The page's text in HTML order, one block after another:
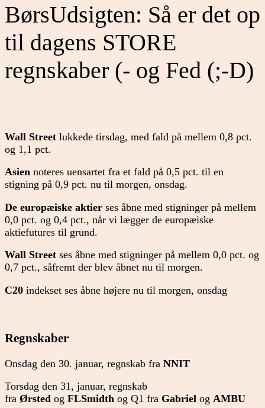
BørsUdsigten: Så er det op
til dagens STORE
regnskaber (- og Fed (;-D)
Wall Street lukkede tirsdag, med fald på mellem 0,8 pct.
og 1,1 pct.
Asien noteres uensartet fra et fald på 0,5 pct. til en
stigning på 0,9 pct. nu til morgen, onsdag.
De europæiske aktier ses åbne med stigninger på mellem
0,0 pct. og 0,4 pct., når vi lægger de europæiske
aktiefutures til grund.
Wall Street ses åbne med stigninger på mellem 0,0 pct. og
0,7 pct., såfremt der blev åbnet nu til morgen.
C20 indekset ses åbne højere nu til morgen, onsdag
Regnskaber
Onsdag den 30. januar, regnskab fra NNIT
Torsdag den 31, januar, regnskab
fra Ørsted og FLSmidth og Q1 fra Gabriel og AMBU